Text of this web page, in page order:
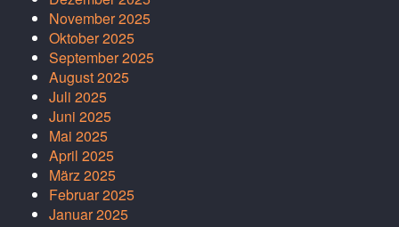
November 2025
Oktober 2025
September 2025
August 2025
Juli 2025
Juni 2025
Mai 2025
April 2025
März 2025
Februar 2025
Januar 2025